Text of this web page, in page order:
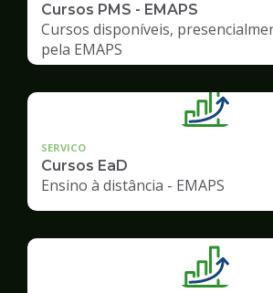
Cursos PMS - EMAPS
Cursos disponíveis,
pela EMAPS
SERVICO
Cursos EaD
Ensino à distância - EMAPS